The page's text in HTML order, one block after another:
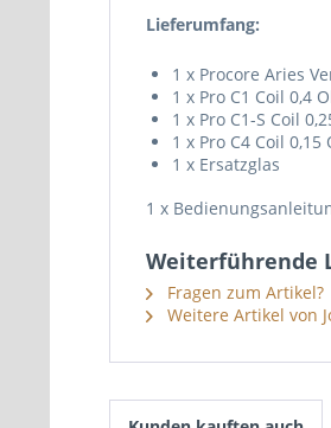
Lieferumfang:
1 x Procore Aries
1 x Pro C1 Coil 0,4
1 x Pro C1-S Coil
1 x Pro C4 Coil 0,15
1 x Ersatzglas
1 x
Weiterführende
Fragen zum Artikel?
Weitere Artikel von